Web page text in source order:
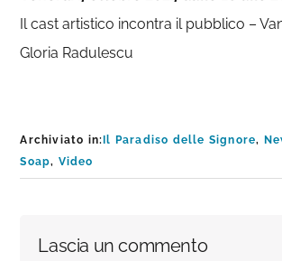
Il cast artistico incontra il pubblico –
Gloria Radulescu
Archiviato in: Il Paradiso delle Signore,
Soap, Video
Interazioni
Lascia un commento